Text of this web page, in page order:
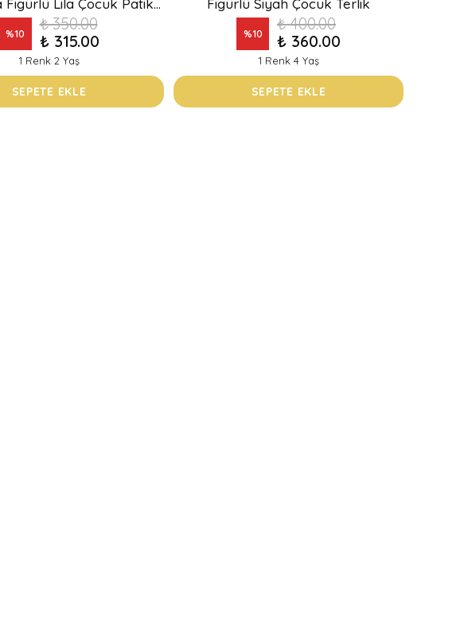
Dondurma Figürlü Lila Çocuk Patik Terlik
%10
₺ 350.00
₺ 315.00
1 Renk 2 Yaş
SEPETE EKLE
Figürlü Siyah Çocuk Terlik
%10
₺ 400.00
₺ 360.00
1 Renk 4 Yaş
SEPETE EKLE